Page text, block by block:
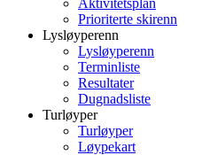
Aktivitetsplan
Prioriterte skirenn
Lysløyperenn
Lysløyperenn
Terminliste
Resultater
Dugnadsliste
Turløyper
Turløyper
Løypekart